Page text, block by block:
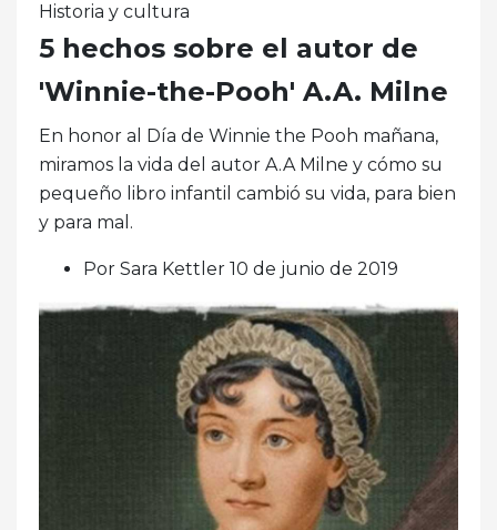
Historia y cultura
5 hechos sobre el autor de
'Winnie-the-Pooh' A.A. Milne
En honor al Día de Winnie the Pooh mañana,
miramos la vida del autor A.A Milne y cómo su
pequeño libro infantil cambió su vida, para bien
y para mal.
Por Sara Kettler 10 de junio de 2019